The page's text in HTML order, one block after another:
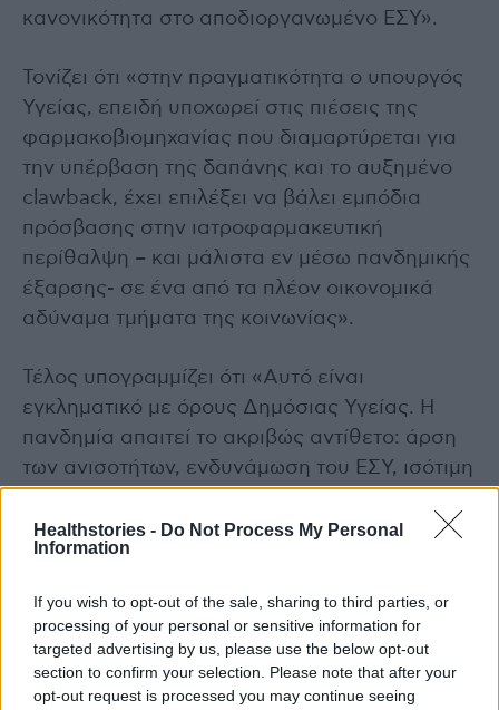
Healthstories - Do Not Process My Personal
Information
If you wish to opt-out of the sale, sharing to third parties, or
processing of your personal or sensitive information for
targeted advertising by us, please use the below opt-out
section to confirm your selection. Please note that after your
opt-out request is processed you may continue seeing
κανονικότητα στο αποδιοργανωμένο ΕΣΥ».
Τονίζει ότι «στην πραγματικότητα ο υπουργός
Υγείας, επειδή υποχωρεί στις πιέσεις της
φαρμακοβιομηχανίας που διαμαρτύρεται για
την υπέρβαση της δαπάνης και το αυξημένο
clawback, έχει επιλέξει να βάλει εμπόδια
πρόσβασης στην ιατροφαρμακευτική
περίθαλψη – και μάλιστα εν μέσω πανδημικής
έξαρσης- σε ένα από τα πλέον οικονομικά
αδύναμα τμήματα της κοινωνίας».
Τέλος υπογραμμίζει ότι «Αυτό είναι
εγκληματικό με όρους Δημόσιας Υγείας. Η
πανδημία απαιτεί το ακριβώς αντίθετο: άρση
των ανισοτήτων, ενδυνάμωση του ΕΣΥ, ισότιμη
αναγκών των ανθρώπων. Η μόνη λύση είναι να
ακυρωθεί ο νόμος και να επανέλθει σε ισχύ η
Διαβάστε επίσης
Τι πρέπει να τρώτε εάν έχετε κορωνοϊό;